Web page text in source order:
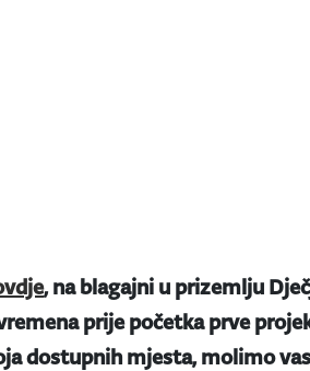
, na blagajni u prizemlju
prije početka prve
dostupnih mjesta, molimo